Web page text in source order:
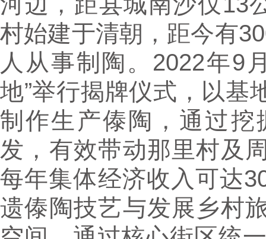
村始建于清朝，距今有
人从事制陶。2022年9
地”举行揭牌仪式，以基
制作生产傣陶，通过
发，有效带动那里村及
每年集体经济收入可达
遗傣陶技艺与发展乡村